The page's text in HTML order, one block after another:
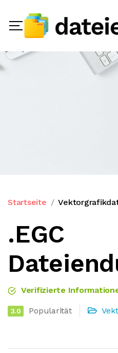
Startseite
.EGC
Verifizierte
3.0 Popularität